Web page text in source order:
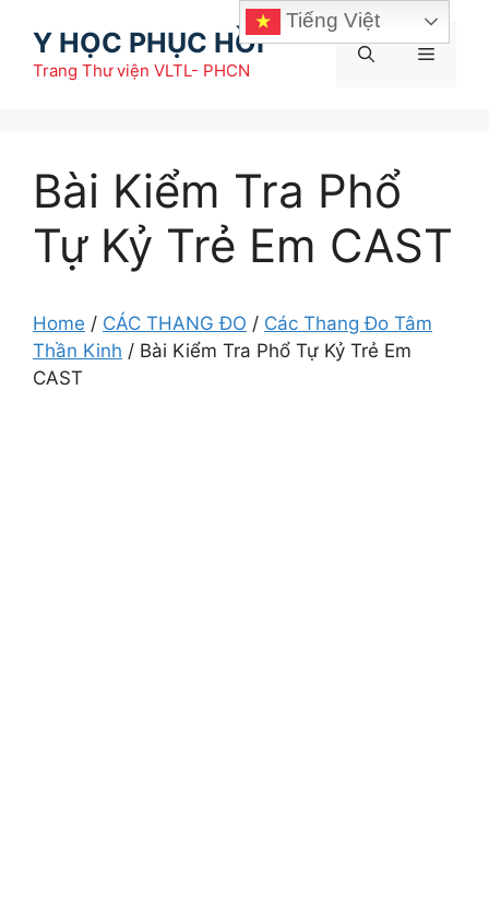
Y HỌC PHỤC HỒI
Trang Thư viện VLTL- PHCN
Menu
Bài Kiểm Tra Phổ
Tự Kỷ Trẻ Em CAST
Home / CÁC THANG ĐO / Các Thang Đo Tâm
Thần Kinh / Bài Kiểm Tra Phổ Tự Kỷ Trẻ Em
CAST
Tiếng Việt